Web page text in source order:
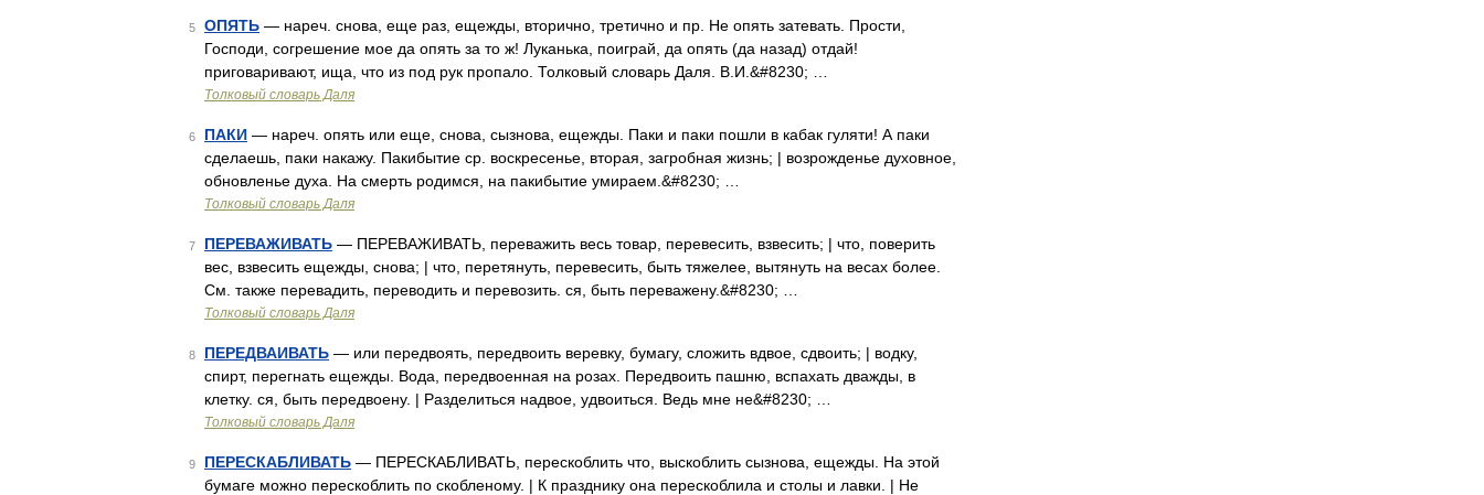
5 ОПЯТЬ — нареч. снова, еще раз, ещежды, вторично, третично и пр. Не опять затевать. Прости,
Господи, согрешение мое да опять за то ж! Луканька, поиграй, да опять (да назад) отдай!
приговаривают, ища, что из под рук пропало. Толковый словарь Даля. В.И.&#8230; …
Толковый словарь Даля
6 ПАКИ — нареч. опять или еще, снова, сызнова, ещежды. Паки и паки пошли в кабак гуляти! А паки
сделаешь, паки накажу. Пакибытие ср. воскресенье, вторая, загробная жизнь; | возрожденье духовное,
обновленье духа. На смерть родимся, на пакибытие умираем.&#8230; …
Толковый словарь Даля
7 ПЕРЕВАЖИВАТЬ — ПЕРЕВАЖИВАТЬ, переважить весь товар, перевесить, взвесить; | что, поверить
вес, взвесить ещежды, снова; | что, перетянуть, перевесить, быть тяжелее, вытянуть на весах более.
См. также перевадить, переводить и перевозить. ся, быть переважену.&#8230; …
Толковый словарь Даля
8 ПЕРЕДВАИВАТЬ — или передвоять, передвоить веревку, бумагу, сложить вдвое, сдвоить; | водку,
спирт, перегнать ещежды. Вода, передвоенная на розах. Передвоить пашню, вспахать дважды, в
клетку. ся, быть передвоену. | Разделиться надвое, удвоиться. Ведь мне не&#8230; …
Толковый словарь Даля
9 ПЕРЕСКАБЛИВАТЬ — ПЕРЕСКАБЛИВАТЬ, перескоблить что, выскоблить сызнова, ещежды. На этой
бумаге можно перескоблить по скобленому. | К празднику она перескоблила и столы и лавки. | Не